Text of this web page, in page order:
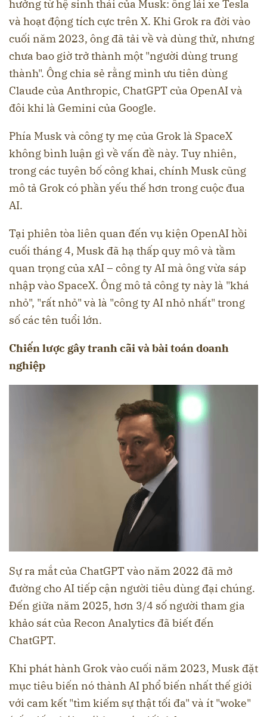
hưởng từ hệ sinh thái của Musk: ông lái xe Tesla
và hoạt động tích cực trên X. Khi Grok ra đời vào
cuối năm 2023, ông đã tải về và dùng thử, nhưng
chưa bao giờ trở thành một "người dùng trung
thành". Ông chia sẻ rằng mình ưu tiên dùng
Claude của Anthropic, ChatGPT của OpenAI và
đôi khi là Gemini của Google.
Phía Musk và công ty mẹ của Grok là SpaceX
không bình luận gì về vấn đề này. Tuy nhiên,
trong các tuyên bố công khai, chính Musk cũng
mô tả Grok có phần yếu thế hơn trong cuộc đua
AI.
Tại phiên tòa liên quan đến vụ kiện OpenAI hồi
cuối tháng 4, Musk đã hạ thấp quy mô và tầm
quan trọng của xAI – công ty AI mà ông vừa sáp
nhập vào SpaceX. Ông mô tả công ty này là "khá
nhỏ", "rất nhỏ" và là "công ty AI nhỏ nhất" trong
số các tên tuổi lớn.
Chiến lược gây tranh cãi và bài toán doanh
nghiệp
Sự ra mắt của ChatGPT vào năm 2022 đã mở
đường cho AI tiếp cận người tiêu dùng đại chúng.
Đến giữa năm 2025, hơn 3/4 số người tham gia
khảo sát của Recon Analytics đã biết đến
ChatGPT.
Khi phát hành Grok vào cuối năm 2023, Musk đặt
mục tiêu biến nó thành AI phổ biến nhất thế giới
với cam kết "tìm kiếm sự thật tối đa" và ít "woke"